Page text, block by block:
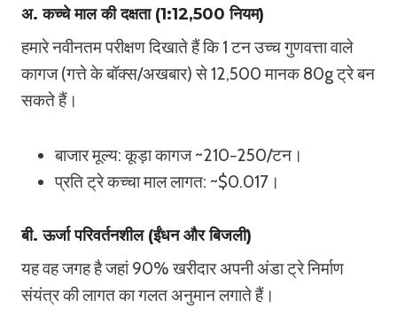
अ. कच्चे माल की दक्षता (1:12,500 नियम)
हमारे नवीनतम परीक्षण दिखाते हैं कि 1 टन उच्च गुणवत्ता वाले
कागज (गत्ते के बॉक्स/अखबार) से 12,500 मानक 80g ट्रे बन
सकते हैं।
बाजार मूल्य: कूड़ा कागज ~210−250/टन।
प्रति ट्रे कच्चा माल लागत: ~$0.017।
बी. ऊर्जा परिवर्तनशील (ईंधन और बिजली)
यह वह जगह है जहां 90% खरीदार अपनी अंडा ट्रे निर्माण
संयंत्र की लागत का गलत अनुमान लगाते हैं।